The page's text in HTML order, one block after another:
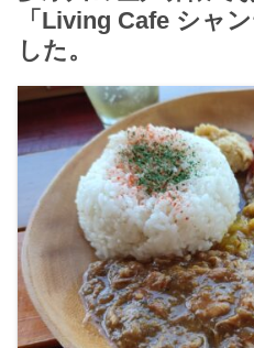
「Living Cafe シャ
した。